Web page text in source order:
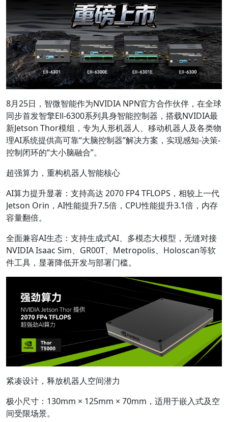
8月25日，智微智能作为NVIDIA NPN官方合作伙伴，在全球
同步首发智擎Ell-6300系列具身智能控制器，搭载NVIDIA最
新Jetson Thor模组，专为人形机器人、移动机器人及各类物
理AI系统提供高可靠“大脑控制器”解决方案，实现感知-决策-
控制闭环的“大小脑融合”。
超强算力，重构机器人智能核心
AI算力提升显著：支持高达 2070 FP4 TFLOPS，相较上一代
Jetson Orin，AI性能提升7.5倍，CPU性能提升3.1倍，内存
容量翻倍。
全面兼容AI生态：支持生成式AI、多模态大模型，无缝对接
NVIDIA Isaac Sim、GR00T、Metropolis、Holoscan等软
件工具，显著降低开发与部署门槛。
紧凑设计，释放机器人空间潜力
极小尺寸：130mm × 125mm × 70mm，适用于嵌入式及空
间受限场景。